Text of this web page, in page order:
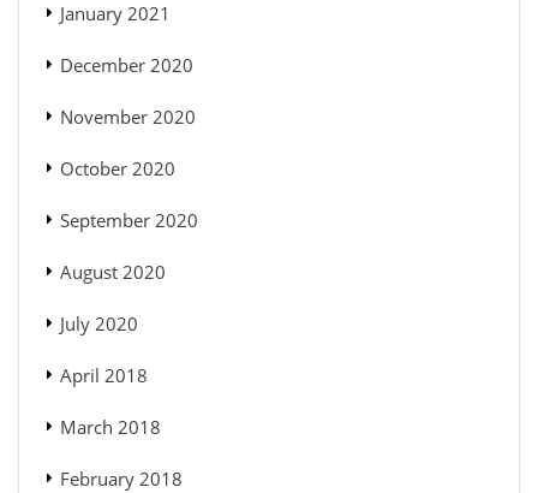
January 2021
December 2020
November 2020
October 2020
September 2020
August 2020
July 2020
April 2018
March 2018
February 2018